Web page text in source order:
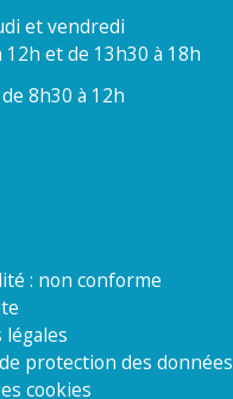
et vendredi
12h et de 13h30 à 18h
8h30 à 12h
: non conforme
protection des données
cookies